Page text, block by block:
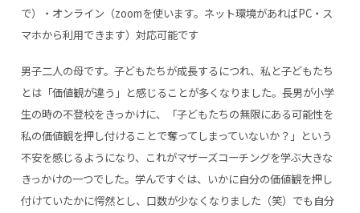
で）・オンライン（zoomを使います。ネット環境があればPC・ス
マホから利用できます）対応可能です
男子二人の母です。子どもたちが成長するにつれ、私と子どもたち
とは「価値観が違う」と感じることが多くなりました。長男が小学
生の時の不登校をきっかけに、「子どもたちの無限にある可能性を
私の価値観を押し付けることで奪ってしまっていないか？」という
不安を感じるようになり、これがマザーズコーチングを学ぶ大きな
きっかけの一つでした。学んですぐは、いかに自分の価値観を押し
付けていたかに愕然とし、口数が少なくなりました（笑）でも自分